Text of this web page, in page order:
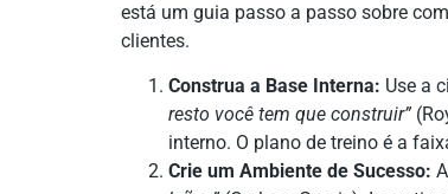
está um guia passo a passo sobre
clientes.
Construa a Base Interna: Use a
resto você tem que construir”
interno. O plano de treino é a
Crie um Ambiente de Sucesso: